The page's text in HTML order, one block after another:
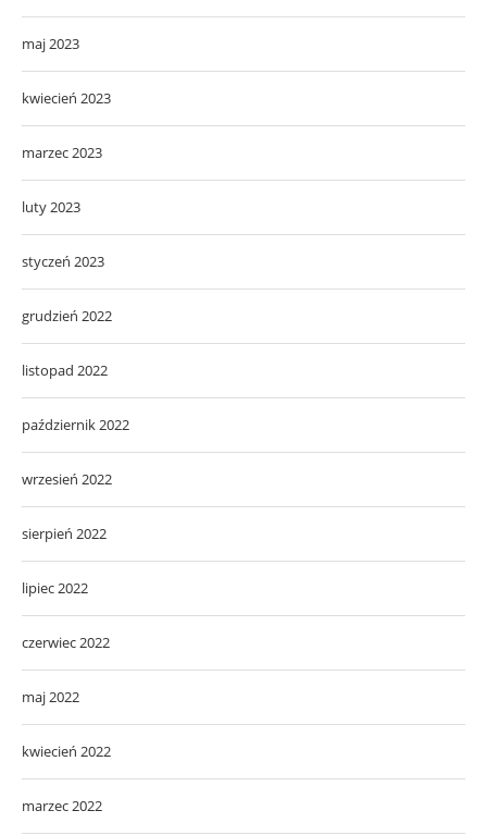
maj 2023
kwiecień 2023
marzec 2023
luty 2023
styczeń 2023
grudzień 2022
listopad 2022
październik 2022
wrzesień 2022
sierpień 2022
lipiec 2022
czerwiec 2022
maj 2022
kwiecień 2022
marzec 2022